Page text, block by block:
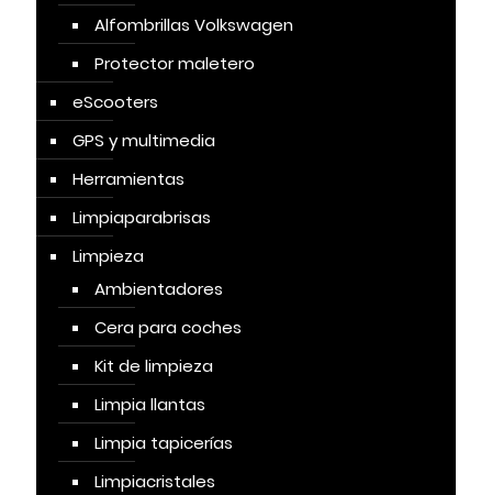
Alfombrillas Volkswagen
Protector maletero
eScooters
GPS y multimedia
Herramientas
Limpiaparabrisas
Limpieza
Ambientadores
Cera para coches
Kit de limpieza
Limpia llantas
Limpia tapicerías
Limpiacristales